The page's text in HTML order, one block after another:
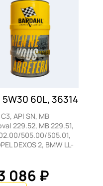
5W30 60L, 36314
API SN, MB
229.52, MB 229.51,
505.00/505.01,
DEXOS 2, BMW LL-
086 ₽